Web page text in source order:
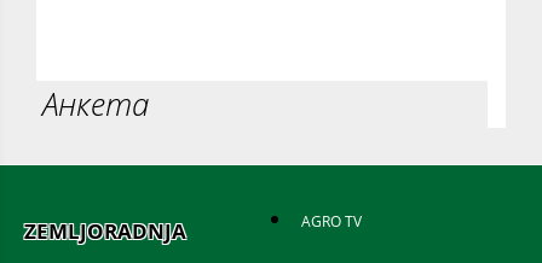
Анкета
ZEMLJORADNJA AGRO TV